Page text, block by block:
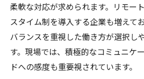
柔軟な対応が求められます。リモー
スタイム制を導入する企業も増えて
バランスを重視した働き方が選択し
す。現場では、積極的なコミュニケ
ドへの感度も重要視されています。